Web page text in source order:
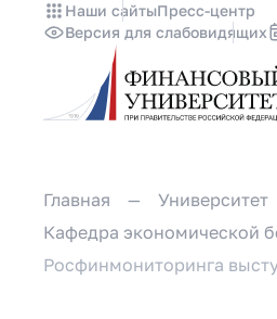
Наши сайтыПресс-центр
Версия для слабовидящих
Главная Университет
Кафедра экономической
Росфинмониторинга